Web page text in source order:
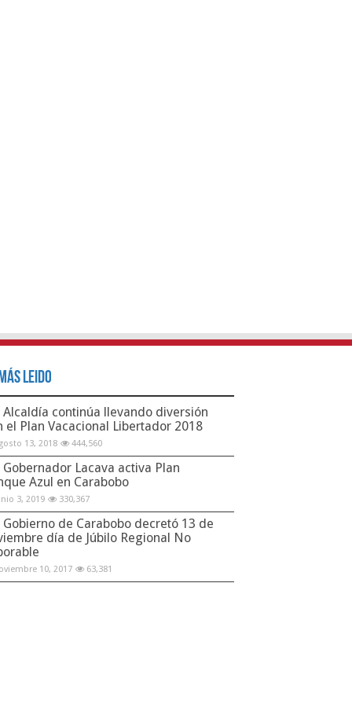
Leido
Alcaldía continúa llevando diversión
el Plan Vacacional Libertador 2018
13, 2018 444,560
Gobernador Lacava activa Plan
Azul en Carabobo
3, 2019 330,367
Gobierno de Carabobo decretó 13 de
día de Júbilo Regional No
10, 2017 63,381